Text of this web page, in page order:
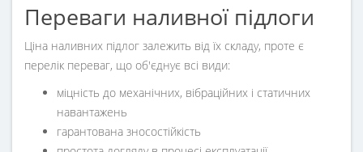
Переваги наливної підлоги
Ціна наливних підлог залежить від їх складу, проте є
перелік переваг, що об'єднує всі види:
міцність до механічних, вібраційних і статичних
навантажень
гарантована зносостійкість